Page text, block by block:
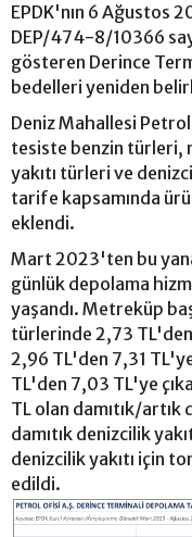
EPDK'nın 6 Ağustos
DEP/474-8/10366
gösteren Derince
bedelleri yeniden
Deniz Mahallesi
tesiste benzin türleri,
yakıtı türleri ve
tarife kapsamında
eklendi.
Mart 2023'ten bu
günlük depolama
yaşandı. Metreküp
türlerinde 2,73
2,96 TL'den 7,31
TL'den 7,03 TL'ye
TL olan damıtık/artık
damıtık denizcilik
denizcilik yakıtı için
edildi.